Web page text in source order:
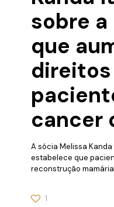
sobre a
que
cancer
A sócia Melissa
estabelece que
reconstrução
1